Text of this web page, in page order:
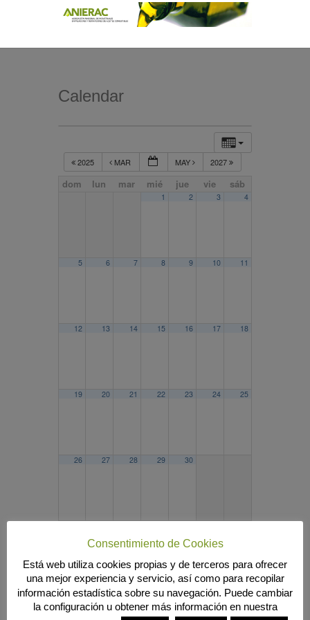
Calendar
2025 MAR MAY 2027
dom lun mar mié jue vie sáb
1 2 3 4
5 6 7 8 9 10 11
12 13 14 15 16 17 18
19 20 21 22 23 24 25
26 27 28 29 30
Búsqueda
MENÚ PRINCIPAL
Consentimiento de Cookies
Está web utiliza cookies propias y de terceros para ofrecer
una mejor experiencia y servicio, así como para recopilar
información estadística sobre su navegación. Puede cambiar
la configuración u obtener más información en nuestra